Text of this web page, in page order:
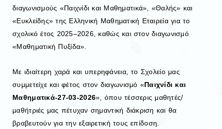
διαγωνισμούς «Παιχνίδι και Μαθηματικά», «Θαλής» και
«Ευκλείδης» της Ελληνική Μαθηματική Εταιρείαγια το
σχολικό έτος 2025–2026, καθώς και στον διαγωνισμό
«Μαθηματική Πυξίδα».
Με ιδιαίτερη χαρά και υπερηφάνεια, το Σχολείο μας
συμμετείχε και φέτος στον διαγωνισμό «Παιχνίδι και
Μαθηματικά-27-03-2026», όπου τέσσερις μαθητές/
μαθήτριές μας πέτυχαν σημαντική διάκριση και θα
βραβευτούν για την εξαιρετική τους επίδοση.